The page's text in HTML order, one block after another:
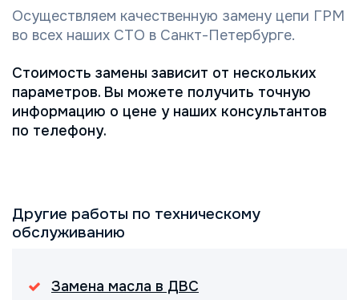
Осуществляем качественную замену цепи ГРМ
во всех наших СТО в Санкт-Петербурге.
Стоимость замены зависит от нескольких
параметров. Вы можете получить точную
информацию о цене у наших консультантов
по телефону.
Другие работы по техническому
обслуживанию
Замена масла в ДВС